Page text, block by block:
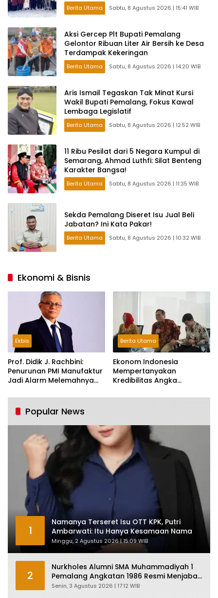
Berita Utama Sabtu, 8 Agustus 2026 | 15:41 WIB
Aksi Gercep Plt Bupati Pemalang
Gelontor Ribuan Liter Air Bersih ke Desa
Terdampak Kekeringan
Berita Utama Sabtu, 8 Agustus 2026 | 14:20 WIB
Aris Ismail Tegaskan Tak Minat Kursi
Wakil Bupati Pemalang, Fokus Kawal
Lembaga Legislatif
Berita Utama Sabtu, 8 Agustus 2026 | 12:52 WIB
11 Ribu Pesilat dari 5 Negara Kumpul di
Semarang, Ahmad Luthfi: Silat Benteng
Karakter Bangsa!
Berita Utama Sabtu, 8 Agustus 2026 | 11:35 WIB
Sekda Pemalang Diseret Isu Jual Beli
Jabatan? Ini Kata Pakar!
Berita Utama Sabtu, 8 Agustus 2026 | 10:32 WIB
Ekonomi & Bisnis
Ekbis
Prof. Didik J. Rachbini:
Penurunan PMI Manufaktur
Jadi Alarm Melemahnya
Berita Utama
Ekonom Indonesia
Mempertanyakan
Kredibilitas Angka
Tumbuh Tapi Rapuh
Popular News
1
Namanya Terseret Isu OTT KPK, Putri
Ambarwati: Itu Hanya Kesamaan Nama
Minggu, 2 Agustus 2026 | 15:09 WIB
2
Nurkholes Alumni SMA Muhammadiyah 1
Pemalang Angkatan 1986 Resmi Menjabat
Plt Bupati, Inilah Pesan Ketua Asmam 86
Senin, 3 Agustus 2026 | 17:12 WIB